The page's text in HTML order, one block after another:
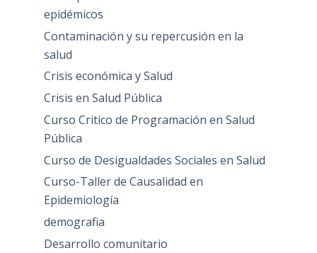
epidémicos
Contaminación y su repercusión en la
salud
Crisis económica y Salud
Crisis en Salud Pública
Curso Critico de Programación en Salud
Pública
Curso de Desigualdades Sociales en Salud
Curso-Taller de Causalidad en
Epidemiología
demografia
Desarrollo comunitario